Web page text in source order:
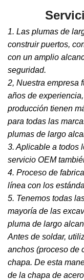
1. Las plumas de
construir puertos,
con un amplio
seguridad.
2, Nuestra empresa
años de
producción tienen
para todas las
plumas de largo
3. Aplicable a todos
servicio OEM
4. Proceso de
línea con los
5. Tenemos todas
mayoría de las
pluma de largo
Antes de soldar,
anchos (proceso de
chapa. De esta
de la chapa de